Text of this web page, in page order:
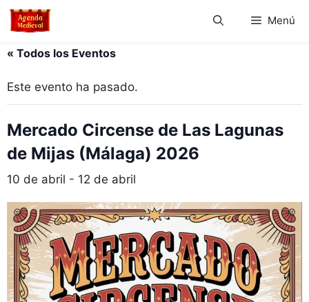
Saltar
Menú
« Todos los Eventos
Este evento ha pasado.
Mercado Circense de Las Lagunas
de Mijas (Málaga) 2026
10 de abril - 12 de abril